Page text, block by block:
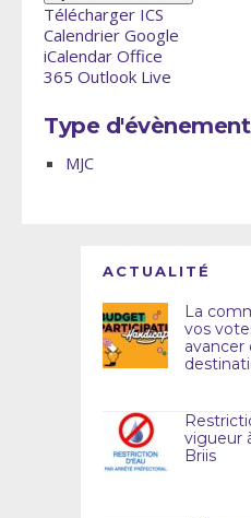
Télécharger ICS
Calendrier Google
iCalendar Office
365 Outlook Live
Type d'évènement
MJC
ACTUALITÉ
La
vos
avancer
vigueur
Briis